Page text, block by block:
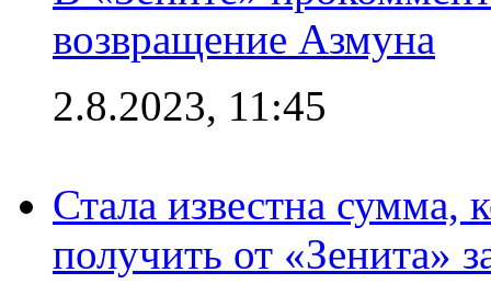
возвращение Азмуна
2.8.2023, 11:45
Стала известна сумма,
получить от «Зенита»